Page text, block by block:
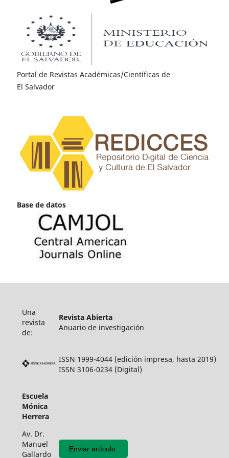
Portal de Revistas Académicas/Científicas de
El Salvador
Base de datos
Una
revista
de:
Revista Abierta
Anuario de investigación
ISSN 1999-4044 (edición impresa, hasta 2019)
ISSN 3106-0234 (Digital)
Escuela
Mónica
Herrera
Av. Dr.
Manuel
Gallardo
Enviar artículo